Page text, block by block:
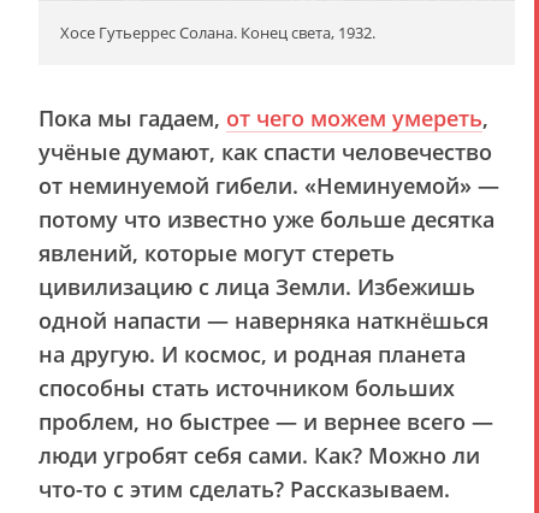
Хосе Гутьеррес Солана. Конец света, 1932.
Пока мы гадаем, от чего можем умереть,
учёные думают, как спасти человечество
от неминуемой гибели. «Неминуемой» —
потому что известно уже больше десятка
явлений, которые могут стереть
цивилизацию с лица Земли. Избежишь
одной напасти — наверняка наткнёшься
на другую. И космос, и родная планета
способны стать источником больших
проблем, но быстрее — и вернее всего —
люди угробят себя сами. Как? Можно ли
что-то с этим сделать? Рассказываем.